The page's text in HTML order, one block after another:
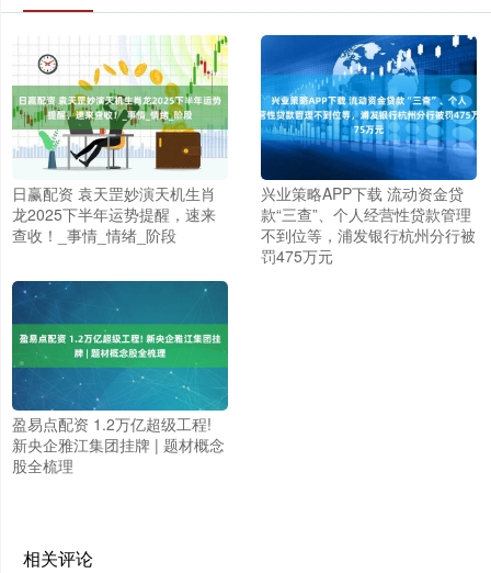
日赢配资 袁天罡妙演天机生肖
龙2025下半年运势提醒，速来
查收！_事情_情绪_阶段
兴业策略APP下载 流动资金贷
款“三查”、个人经营性贷款管理
不到位等，浦发银行杭州分行被
罚475万元
盈易点配资 1.2万亿超级工程!
新央企雅江集团挂牌 | 题材概念
股全梳理
相关评论